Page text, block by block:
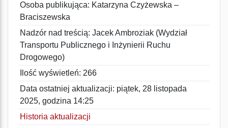
Osoba publikująca: Katarzyna Czyżewska –
Braciszewska
Nadzór nad treścią: Jacek Ambroziak (Wydział
Transportu Publicznego i Inżynierii Ruchu
Drogowego)
Ilość wyświetleń: 266
Data ostatniej aktualizacji: piątek, 28 listopada
2025, godzina 14:25
Historia aktualizacji